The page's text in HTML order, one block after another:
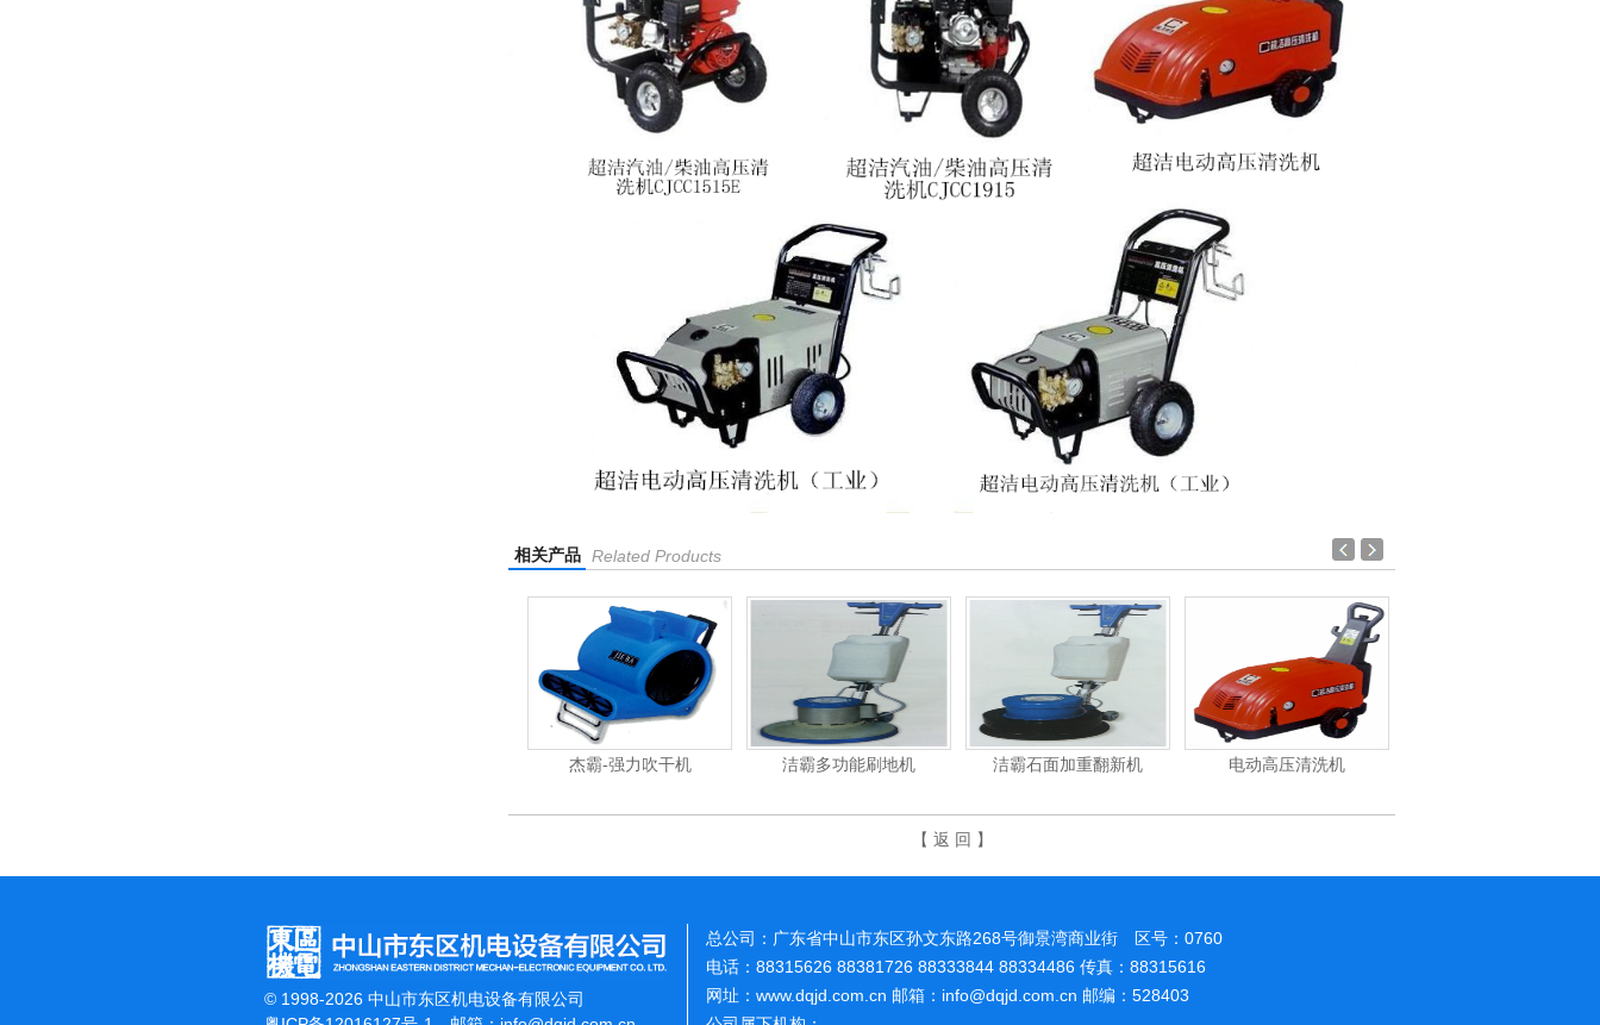
相关产品 Related Products
杰霸-强力吹干机 洁霸多功能刷地机 洁霸石面加重翻新机 电动高压清洗机
【 返 回 】
© 1998-2026 中山市东区机电设备有限公司
总公司：广东省中山市东区孙文东路268号御景湾商业街 区号：0760
电话：88315626 88381726 88333844 88334486 传真：88315616
网址：www.dqjd.com.cn 邮箱：info@dqjd.com.cn 邮编：528403